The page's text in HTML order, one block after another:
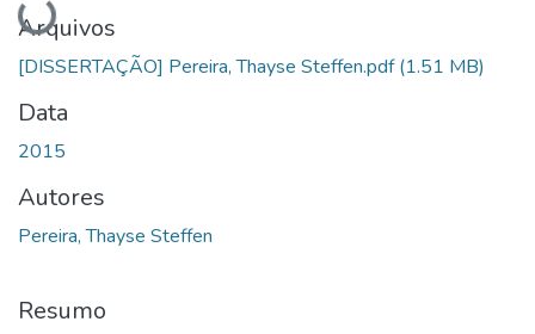
Carregando...
Arquivos
[DISSERTAÇÃO] Pereira, Thayse Steffen.pdf(1.51 MB)
Data
2015
Autores
Pereira, Thayse Steffen
Resumo